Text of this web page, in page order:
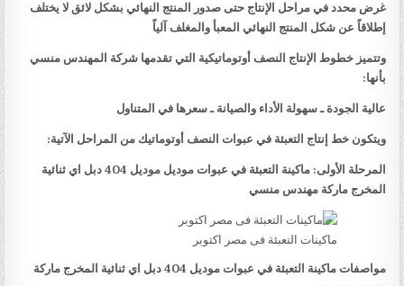
غرض محدد في مراحل الإنتاج حتى صدور المنتج النهائي بشكل لائق لا يختلف
إطلاقاً عن شكل المنتج النهائي المعبأ والمغلف آلياً
وتتميز خطوط الإنتاج النصف أوتوماتيكية التي تقدمها شركة المهندس منسي
بأنها:
عالية الجودة ـ سهولة الأداء والصيانة ـ سعرها في المتناول
ويتكون خط إنتاج التعبئة في عبوات النصف أوتوماتيك من المراحل الآتية:
المرحلة الأولى: ماكينة التعبئة في عبوات موديل موديل 404 دبل اي ثنائية
المخرج ماركة مهندس منسي
ماكينات التعبئة فى مصر اكتوبر
مواصفات ماكينة التعبئة في عبوات موديل 404 دبل اي ثنائية المخرج ماركة